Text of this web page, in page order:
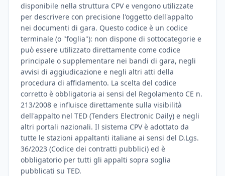
disponibile nella struttura CPV e vengono utilizzate
per descrivere con precisione l'oggetto dell'appalto
nei documenti di gara. Questo codice è un codice
terminale (o "foglia"): non dispone di sottocategorie e
può essere utilizzato direttamente come codice
principale o supplementare nei bandi di gara, negli
avvisi di aggiudicazione e negli altri atti della
procedura di affidamento. La scelta del codice
corretto è obbligatoria ai sensi del Regolamento CE n.
213/2008 e influisce direttamente sulla visibilità
dell'appalto nel TED (Tenders Electronic Daily) e negli
altri portali nazionali. Il sistema CPV è adottato da
tutte le stazioni appaltanti italiane ai sensi del D.Lgs.
36/2023 (Codice dei contratti pubblici) ed è
obbligatorio per tutti gli appalti sopra soglia
pubblicati su TED.